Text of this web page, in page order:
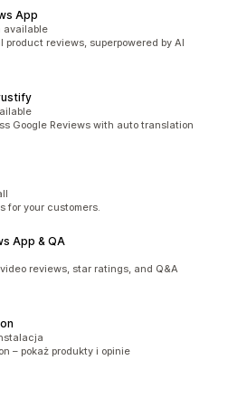
App
available
product reviews, superpowered by AI
Google Reviews with auto translation
for your customers.
App & QA
reviews, star ratings, and Q&A
– pokaż produkty i opinie